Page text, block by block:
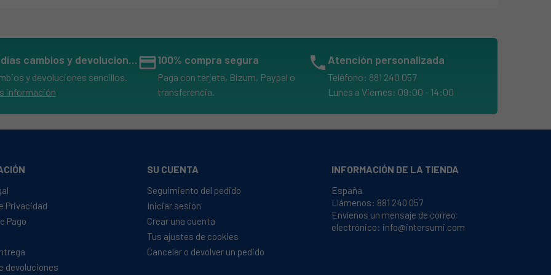
14 días cambios y devoluciones
y devoluciones sencillos.
información
credit_card100% compra segura
Paga con tarjeta, Bizum, Paypal o
transferencia.
phone Atención personalizada
Teléfono: 881 240 057
Lunes a Viernes: 09:00 - 14:00
Privacidad
Pago
devoluciones
SU CUENTA
Seguimiento del pedido
Iniciar sesión
Crear una cuenta
Tus ajustes de cookies
Cancelar o devolver un pedido
INFORMACIÓN DE LA TIENDA
España
Llámenos: 881 240 057
Envíenos un mensaje de correo
electrónico: info@intersumi.com